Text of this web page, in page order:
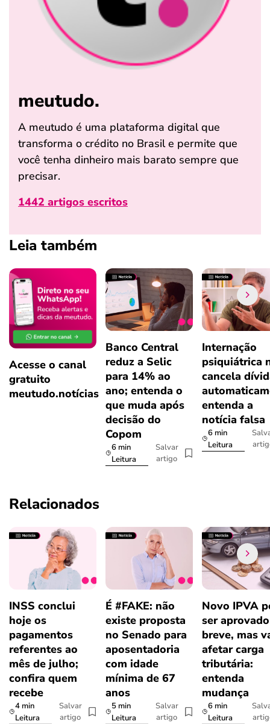
meutudo.
A meutudo é uma plataforma digital que
transforma o crédito no Brasil e permite que
você tenha dinheiro mais barato sempre que
precisar.
1442 artigos escritos
Leia também
Acesse o canal
gratuito
meutudo.notícias
Banco Central
reduz a Selic
para 14% ao
ano; entenda o
que muda após
decisão do
Copom
6 min
Leitura
Salvar
artigo
Internação
psiquiátrica
cancela
entenda a
notícia falsa
6 min
Leitura
Relacionados
INSS conclui
hoje os
pagamentos
referentes ao
mês de julho;
confira quem
recebe
4 min
Leitura
Salvar
artigo
É #FAKE: não
existe proposta
no Senado para
aposentadoria
com idade
mínima de 67
anos
5 min
Leitura
Salvar
artigo
Novo IPVA
ser
breve, mas
afetar carga
tributária:
entenda
mudança
6 min
Leitura